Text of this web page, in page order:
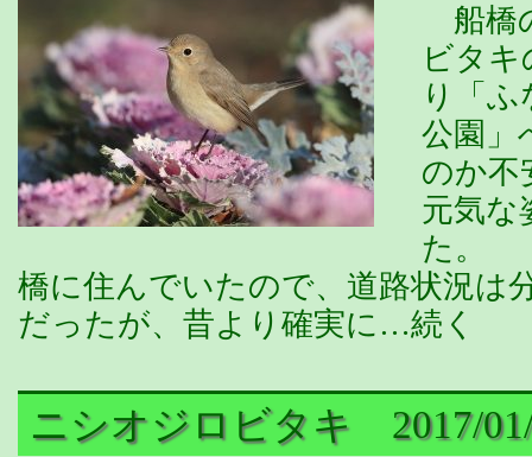
船橋
ビタ
り「
公園」
のか不
元気な
た。
橋に住んでいたので、道路状況は
だったが、昔より確実に…続く
ニシオジロビタキ 2017/